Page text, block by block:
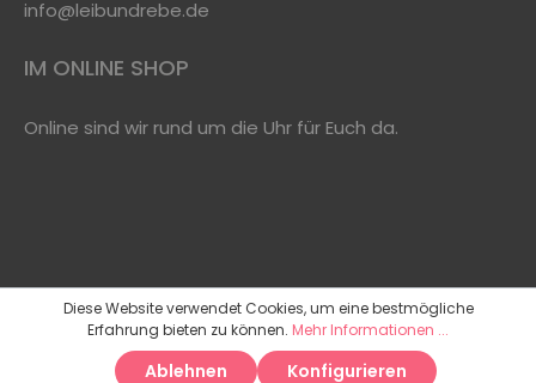
info@leibundrebe.de
IM ONLINE SHOP
Online sind wir rund um die Uhr für Euch da.
Diese Website verwendet Cookies, um eine bestmögliche
Erfahrung bieten zu können. Mehr Informationen ...
Ablehnen Konfigurieren